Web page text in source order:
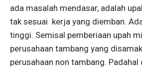
ada masalah mendasar, adalah
tak sesuai kerja yang diemban.
tinggi. Semisal pemberiaan upah
perusahaan tambang yang
perusahaan non tambang. Padahal